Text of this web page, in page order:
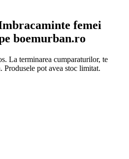
femei
boemurban.ro
La terminarea cumparaturilor, te
Produsele pot avea stoc limitat.